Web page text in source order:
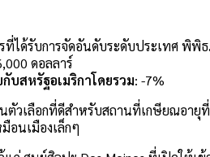
ที่ได้รับการจัดอันดับระดับประเทศ พิ
ดอลลาร์
บสหรัฐอเมริกาโดยรวม: -7%
นตัวเลือกที่ดีสำหรับสถานที่เกษียณอ
อนเมืองเล็กๆ